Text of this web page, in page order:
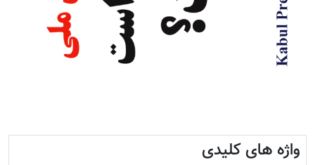
واژه های کلیدی